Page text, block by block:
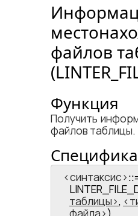
файлов
Функция
Получить
файлов таблицы.
<​синтаксис​>
таблицы ,